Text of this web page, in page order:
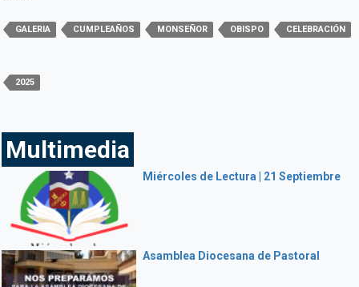
GALERIA CUMPLEAÑOS MONSEÑOR OBISPO CELEBRACIÓN
2025
Multimedia
Miércoles de Lectura | 21 Septiembre
Asamblea Diocesana de Pastoral